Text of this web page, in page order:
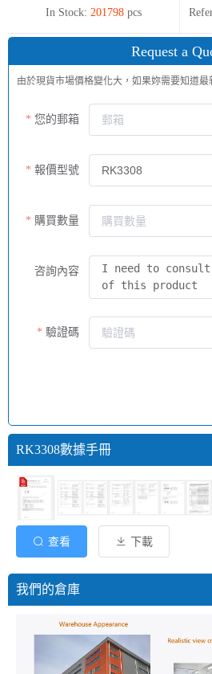
In Stock: 201798 pcs
Request a
由於現貨市場價格變化大，如果妳需要知道
您的郵箱
報價型號
購買數量
咨詢內容
驗證碼
RK3308數據手冊
查看 下載
我們的倉庫